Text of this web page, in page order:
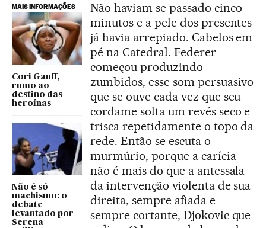
MAIS INFORMAÇÕES
Cori Gauff,
rumo ao
destino das
heroínas
Não é só
machismo: o
debate
levantado por
Serena
Não haviam se passado cinco
minutos e a pele dos presentes
já havia arrepiado. Cabelos em
pé na Catedral. Federer
começou produzindo
zumbidos, esse som persuasivo
que se ouve cada vez que seu
cordame solta um revés seco e
trisca repetidamente o topo da
rede. Então se escuta o
murmúrio, porque a carícia
não é mais do que a antessala
da intervenção violenta de sua
direita, sempre afiada e
sempre cortante, Djokovic que